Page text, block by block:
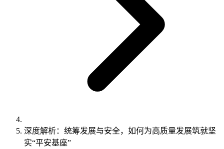
深度解析：统筹发展与安全，如何为高质量发展筑就坚
实“平安基座”